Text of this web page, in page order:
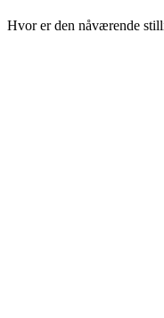
Hvor er den nåværende